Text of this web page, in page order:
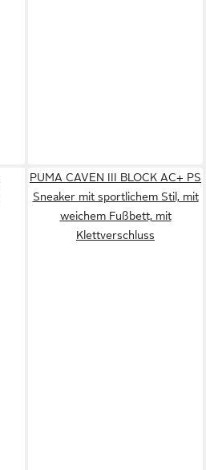
PUMA CAVEN III BLOCK AC+ PS
Sneaker mit sportlichem Stil, mit
weichem Fußbett, mit
Klettverschluss